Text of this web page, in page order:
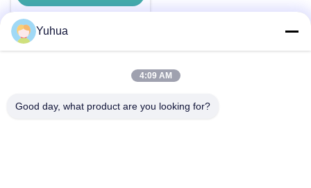
주소
Yuhua
4:09 AM
Good day, what product are you looking for?